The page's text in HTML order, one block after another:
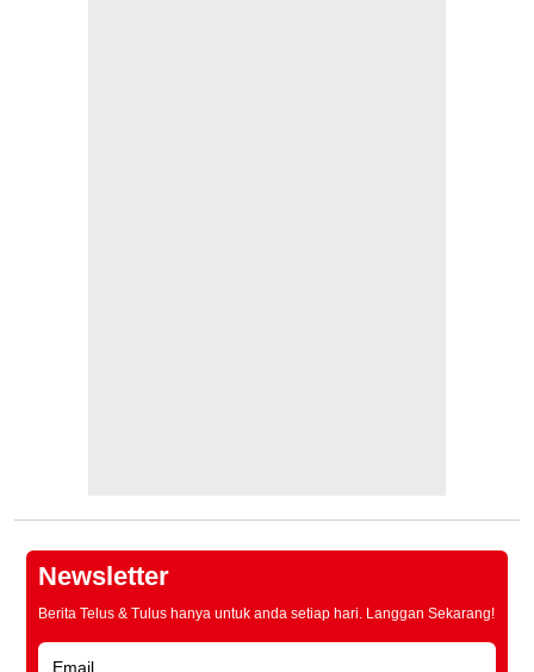
Newsletter
Berita Telus & Tulus hanya untuk anda setiap hari. Langgan Sekarang!